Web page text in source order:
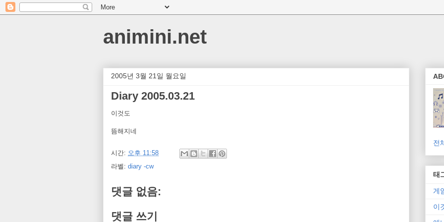
animini.net
2005년 3월 21일 월요일
Diary 2005.03.21
이것도
뜸해지네
시간: 오후 11:58
라벨: diary -cw
댓글 없음:
댓글 쓰기
전
태
게
이